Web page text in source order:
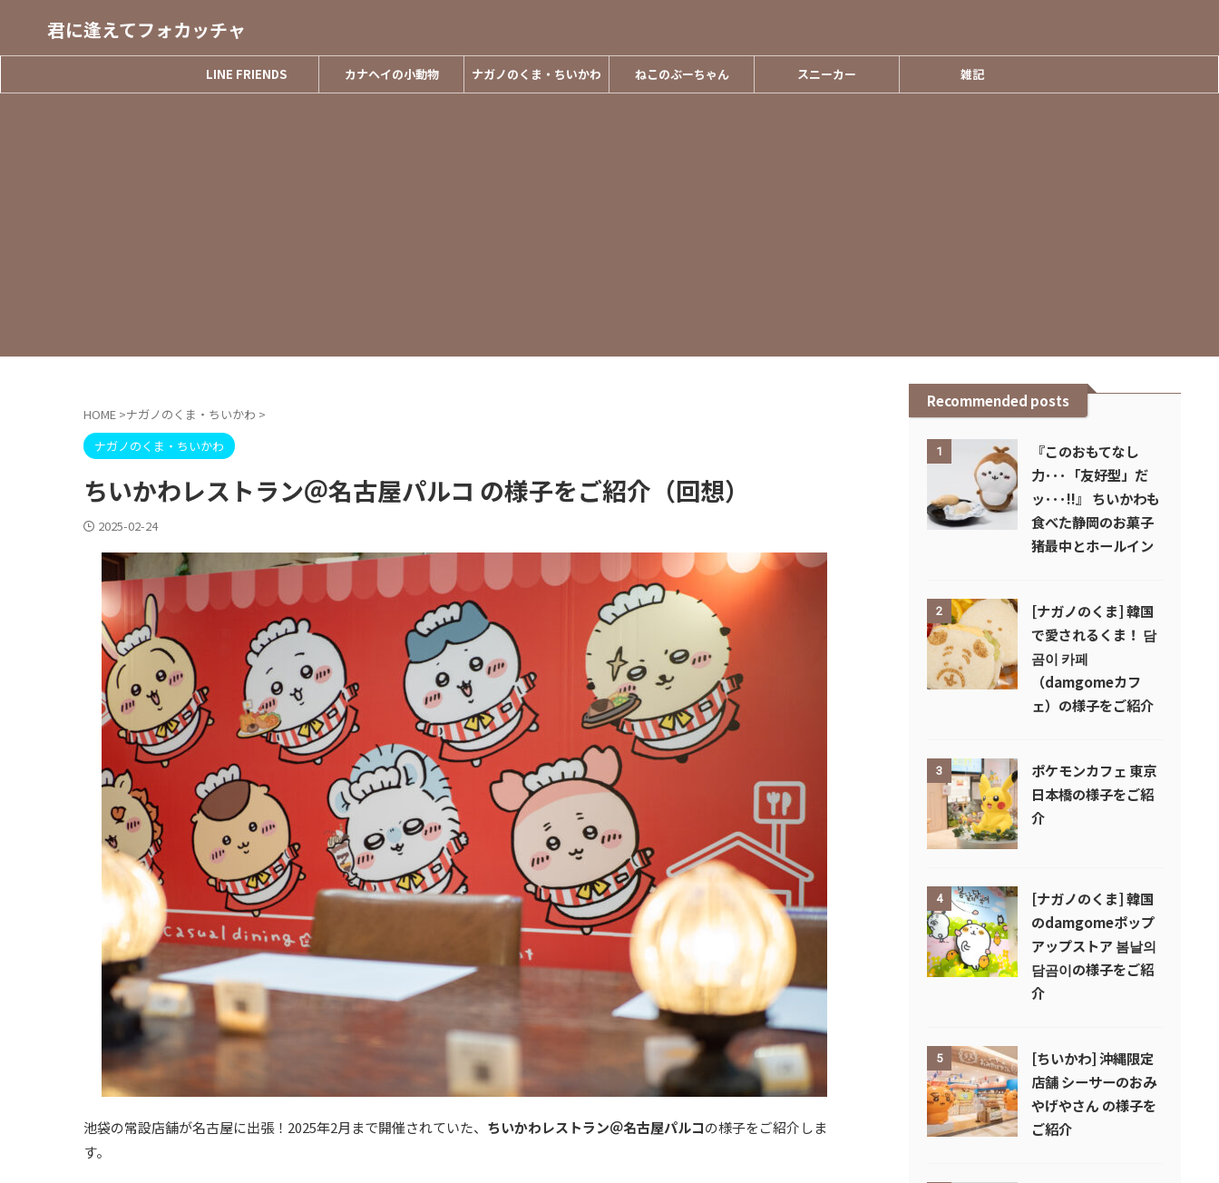
君に逢えてフォカッチャ
LINE FRIENDS カナヘイの小動物 ナガノのくま・ちいかわ ねこのぶーちゃん スニーカー 雑記
HOME >ナガノのくま・ちいかわ >
ナガノのくま・ちいかわ
ちいかわレストラン＠名古屋パルコ の様子をご紹介（回想）
2025-02-24
池袋の常設店舗が名古屋に出張！2025年2月まで開催されていた、 ちいかわレストラン＠名古屋パルコの様子をご紹介しま
す。
Recommended posts
1
『このおもてなし
力･･･「友好型」だ
ッ･･･!!』 ちいかわも
食べた静岡のお菓子
猪最中とホールイン
2
[ナガノのくま] 韓国
で愛されるくま！ 담
곰이 카페
（damgomeカフ
ェ）の様子をご紹介
3
ポケモンカフェ 東京
日本橋の様子をご紹
介
4
[ナガノのくま] 韓国
のdamgomeポップ
アップストア 봄날의
담곰이の様子をご紹
介
5
[ちいかわ] 沖縄限定
店舗 シーサーのおみ
やげやさん の様子を
ご紹介